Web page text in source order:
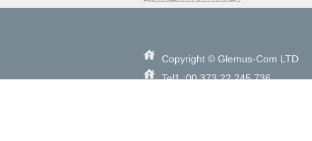
Copyright © Glemus-Com LTD
Tel1.:00 373 22 245 736